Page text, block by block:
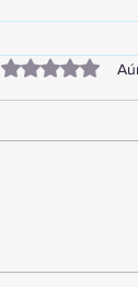
Obtuvo 0 de 5